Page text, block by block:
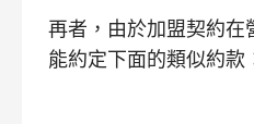
再者，由於加盟契約在
能約定下面的類似約款